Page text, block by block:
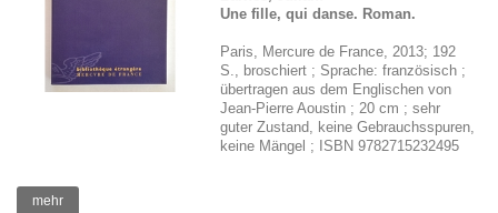
Une fille, qui danse. Roman.
Paris, Mercure de France, 2013; 192
S., broschiert ; Sprache: französisch ;
übertragen aus dem Englischen von
Jean-Pierre Aoustin ; 20 cm ; sehr
guter Zustand, keine Gebrauchsspuren,
keine Mängel ; ISBN 9782715232495
mehr